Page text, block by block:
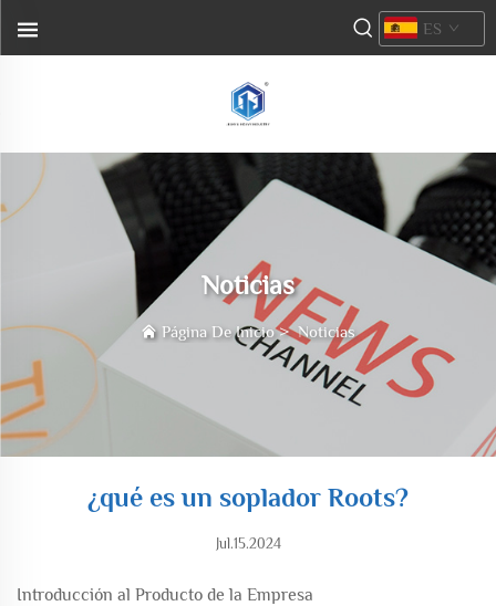
ES
Noticias
Página De Inicio>Noticias
¿qué es un soplador Roots?
Jul.15.2024
Introducción al Producto de la Empresa